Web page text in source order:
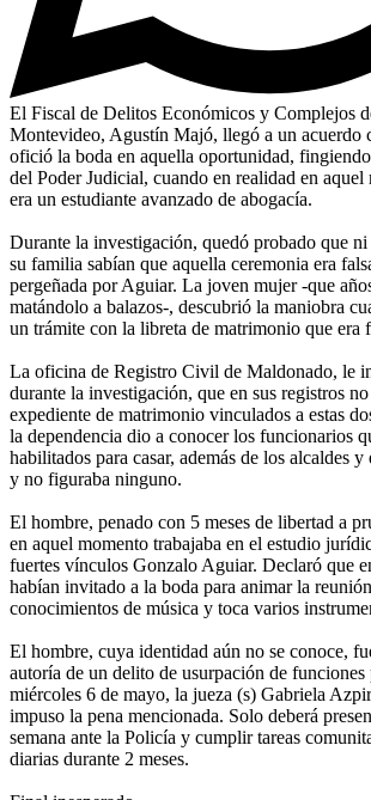
El Fiscal de Delitos Económicos y Complejos
Montevideo, Agustín Majó, llegó a un acuerdo
ofició la boda en aquella oportunidad,
del Poder Judicial, cuando en realidad en aquel
era un estudiante avanzado de abogacía.
Durante la investigación, quedó probado que
su familia sabían que aquella ceremonia era
pergeñada por Aguiar. La joven mujer -que
matándolo a balazos-, descubrió la maniobra
un trámite con la libreta de matrimonio que era
La oficina de Registro Civil de Maldonado, le
durante la investigación, que en sus registros
expediente de matrimonio vinculados a estas
la dependencia dio a conocer los funcionarios
habilitados para casar, además de los alcaldes
y no figuraba ninguno.
El hombre, penado con 5 meses de libertad a
en aquel momento trabajaba en el estudio
fuertes vínculos Gonzalo Aguiar. Declaró que
habían invitado a la boda para animar la
conocimientos de música y toca varios
El hombre, cuya identidad aún no se conoce,
autoría de un delito de usurpación de funciones
miércoles 6 de mayo, la jueza (s) Gabriela
impuso la pena mencionada. Solo deberá
semana ante la Policía y cumplir tareas
diarias durante 2 meses.